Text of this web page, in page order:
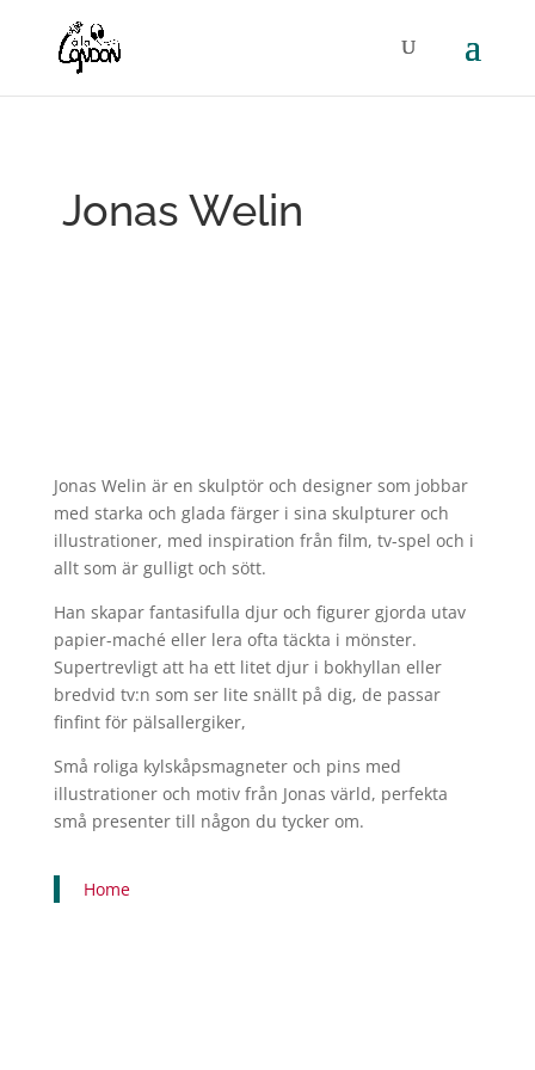
Jonas Welin
Jonas Welin är en skulptör och designer som jobbar
med starka och glada färger i sina skulpturer och
illustrationer, med inspiration från film, tv-spel och i
allt som är gulligt och sött.
Han skapar fantasifulla djur och figurer gjorda utav
papier-maché eller lera ofta täckta i mönster.
Supertrevligt att ha ett litet djur i bokhyllan eller
bredvid tv:n som ser lite snällt på dig, de passar
finfint för pälsallergiker,
Små roliga kylskåpsmagneter och pins med
illustrationer och motiv från Jonas värld, perfekta
små presenter till någon du tycker om.
Home